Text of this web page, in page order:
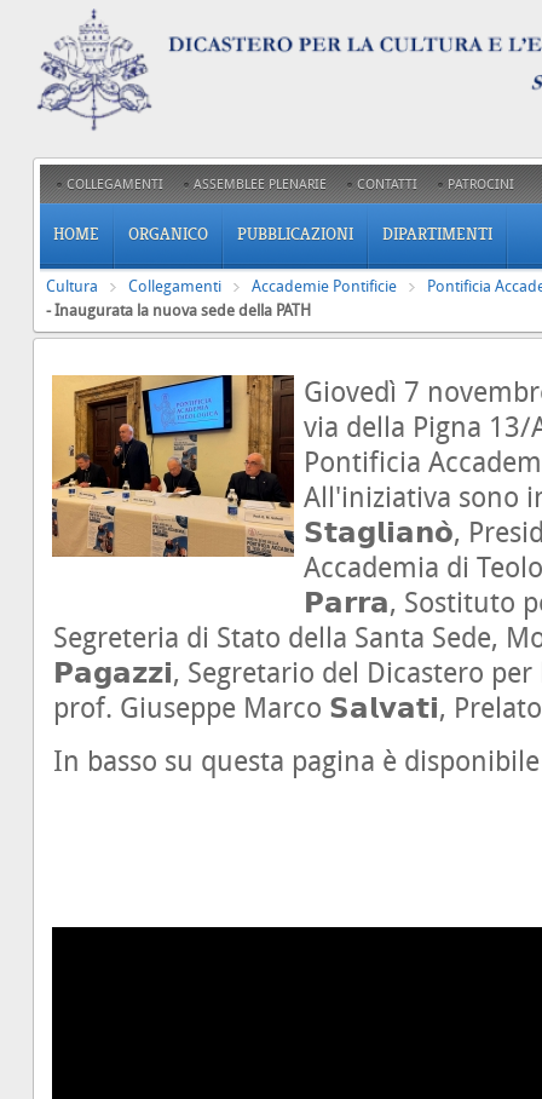
COLLEGAMENTI ASSEMBLEE PLENARIE CONTATTI PATROCINI
HOME ORGANICO PUBBLICAZIONI DIPARTIMENTI
Cultura Collegamenti Accademie Pontificie
Pontificia
- Inaugurata la nuova sede della PATH
Giovedì 7
via della Pigna 13/
Pontificia
All'iniziativa sono
𝗦𝘁𝗮𝗴𝗹𝗶𝗮𝗻𝗼̀,
Accademia di
𝗣𝗮𝗿𝗿𝗮, Sostituto
Segreteria di Stato della Santa Sede,
𝗣𝗮𝗴𝗮𝘇𝘇𝗶, Segretario del Dicastero
prof. Giuseppe Marco 𝗦𝗮𝗹𝘃𝗮𝘁𝗶,
In basso su questa pagina è